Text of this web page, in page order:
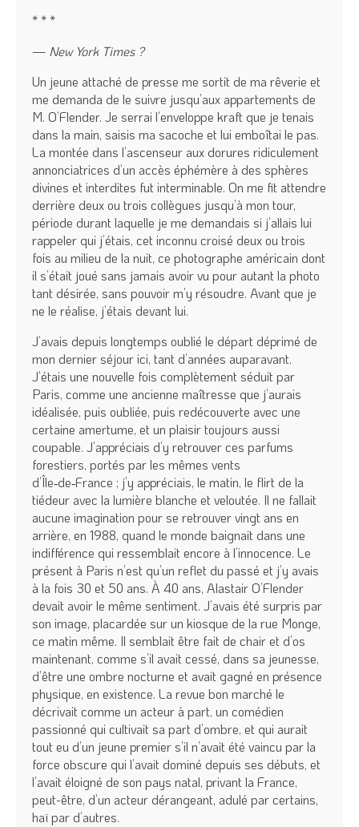
* * *
— New York Times ?
Un jeune attaché de presse me sortit de ma rêverie et
me demanda de le suivre jusqu’aux appartements de
M. O’Flender. Je serrai l’enveloppe kraft que je tenais
dans la main, saisis ma sacoche et lui emboîtai le pas.
La montée dans l’ascenseur aux dorures ridiculement
annonciatrices d’un accès éphémère à des sphères
divines et interdites fut interminable. On me fit attendre
derrière deux ou trois collègues jusqu’à mon tour,
période durant laquelle je me demandais si j’allais lui
rappeler qui j’étais, cet inconnu croisé deux ou trois
fois au milieu de la nuit, ce photographe américain dont
il s’était joué sans jamais avoir vu pour autant la photo
tant désirée, sans pouvoir m’y résoudre. Avant que je
ne le réalise, j’étais devant lui.
J’avais depuis longtemps oublié le départ déprimé de
mon dernier séjour ici, tant d’années auparavant.
J’étais une nouvelle fois complètement séduit par
Paris, comme une ancienne maîtresse que j’aurais
idéalisée, puis oubliée, puis redécouverte avec une
certaine amertume, et un plaisir toujours aussi
coupable. J’appréciais d’y retrouver ces parfums
forestiers, portés par les mêmes vents
d’Île‑de‑France ; j’y appréciais, le matin, le flirt de la
tiédeur avec la lumière blanche et veloutée. Il ne fallait
aucune imagination pour se retrouver vingt ans en
arrière, en 1988, quand le monde baignait dans une
indifférence qui ressemblait encore à l’innocence. Le
présent à Paris n’est qu’un reflet du passé et j’y avais
à la fois 30 et 50 ans. À 40 ans, Alastair O’Flender
devait avoir le même sentiment. J’avais été surpris par
son image, placardée sur un kiosque de la rue Monge,
ce matin même. Il semblait être fait de chair et d’os
maintenant, comme s’il avait cessé, dans sa jeunesse,
d’être une ombre nocturne et avait gagné en présence
physique, en existence. La revue bon marché le
décrivait comme un acteur à part, un comédien
passionné qui cultivait sa part d’ombre, et qui aurait
tout eu d’un jeune premier s’il n’avait été vaincu par la
force obscure qui l’avait dominé depuis ses débuts, et
l’avait éloigné de son pays natal, privant la France,
peut-être, d’un acteur dérangeant, adulé par certains,
haï par d’autres.